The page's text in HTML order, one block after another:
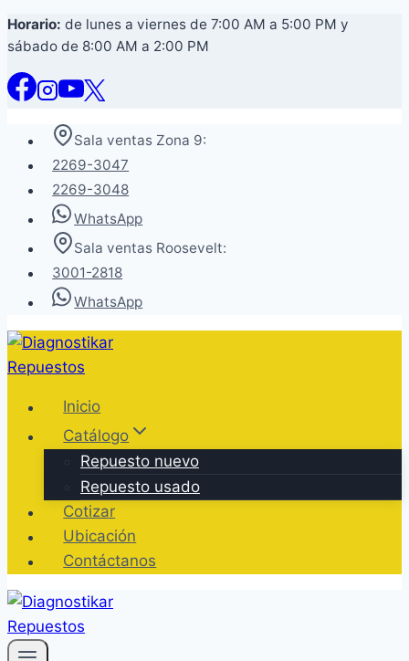
Saltar
al
contenido
Horario: de lunes a viernes de 7:00 AM a 5:00 PM y
sábado de 8:00 AM a 2:00 PM
Sala ventas Zona 9:
2269-3047
2269-3048
WhatsApp
Sala ventas Roosevelt:
3001-2818
WhatsApp
Inicio
Catálogo
Repuesto nuevo
Repuesto usado
Cotizar
Ubicación
Contáctanos